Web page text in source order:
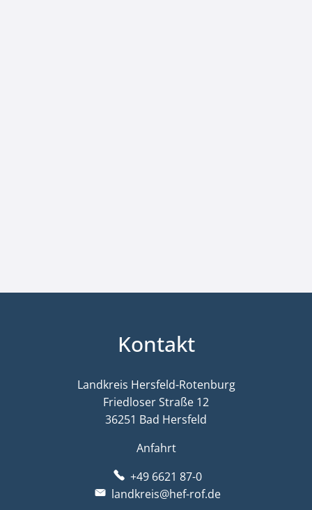
Kontakt
Landkreis Hersfeld-Rotenburg
Friedloser Straße 12
36251 Bad Hersfeld
Anfahrt
+49 6621 87-0
landkreis@hef-rof.de